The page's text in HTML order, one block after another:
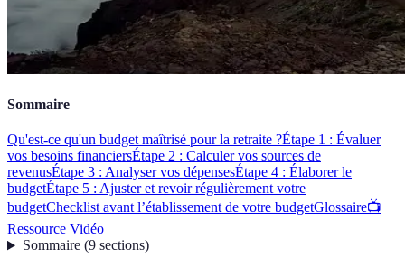
Sommaire
Qu'est-ce qu'un budget maîtrisé pour la retraite ?Étape 1 : Évaluer
vos besoins financiersÉtape 2 : Calculer vos sources de
revenusÉtape 3 : Analyser vos dépensesÉtape 4 : Élaborer le
budgetÉtape 5 : Ajuster et revoir régulièrement votre
budgetChecklist avant l’établissement de votre budgetGlossaire📺
Ressource Vidéo
Sommaire(9 sections)